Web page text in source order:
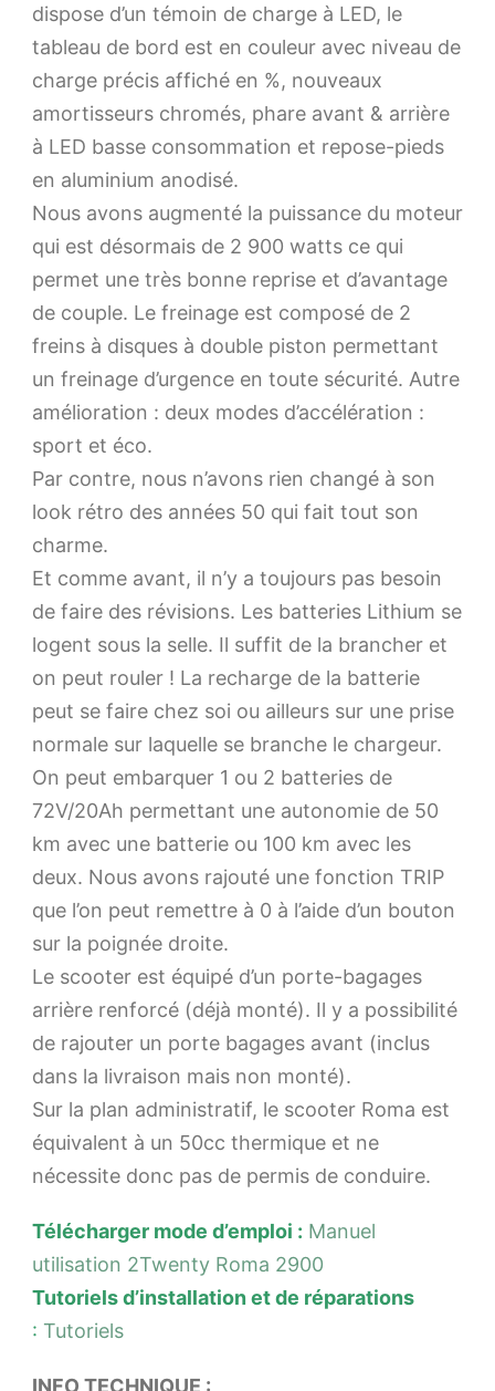
dispose d’un témoin de charge à LED, le
tableau de bord est en couleur avec niveau de
charge précis affiché en %, nouveaux
amortisseurs chromés, phare avant & arrière
à LED basse consommation et repose-pieds
en aluminium anodisé.
Nous avons augmenté la puissance du moteur
qui est désormais de 2 900 watts ce qui
permet une très bonne reprise et d’avantage
de couple. Le freinage est composé de 2
freins à disques à double piston permettant
un freinage d’urgence en toute sécurité. Autre
amélioration : deux modes d’accélération :
sport et éco.
Par contre, nous n’avons rien changé à son
look rétro des années 50 qui fait tout son
charme.
Et comme avant, il n’y a toujours pas besoin
de faire des révisions. Les batteries Lithium se
logent sous la selle. Il suffit de la brancher et
on peut rouler ! La recharge de la batterie
peut se faire chez soi ou ailleurs sur une prise
normale sur laquelle se branche le chargeur.
On peut embarquer 1 ou 2 batteries de
72V/20Ah permettant une autonomie de 50
km avec une batterie ou 100 km avec les
deux. Nous avons rajouté une fonction TRIP
que l’on peut remettre à 0 à l’aide d’un bouton
sur la poignée droite.
Le scooter est équipé d’un porte-bagages
arrière renforcé (déjà monté). Il y a possibilité
de rajouter un porte bagages avant (inclus
dans la livraison mais non monté).
Sur la plan administratif, le scooter Roma est
équivalent à un 50cc thermique et ne
nécessite donc pas de permis de conduire.
Télécharger mode d’emploi : Manuel
utilisation 2Twenty Roma 2900
Tutoriels d’installation et de réparations
: Tutoriels
INFO TECHNIQUE :